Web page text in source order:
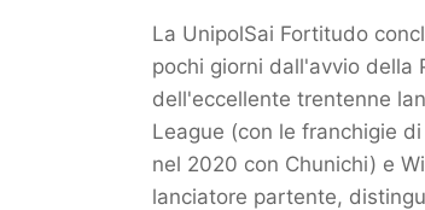
La UnipolSai Fortitudo
pochi giorni dall'avvio della
dell'eccellente trentenne
League (con le franchigie
nel 2020 con Chunichi) e
lanciatore partente,